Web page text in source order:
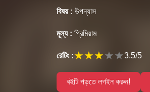
বিষয় : উপন্যাস
মূল্য : প্রিমিয়াম
রেটিং :★★★★★3.5/5
বইটি পড়তে লগইন করুন!